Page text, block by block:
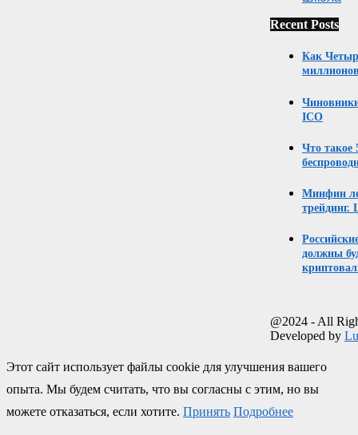
Recent Posts
Как
ICO
Что такое
Минфин
трейдинг.
должны
@2024 - All
Developed by
Этот сайт использует файлы cookie для улучшения вашего
опыта. Мы будем считать, что вы согласны с этим, но вы
можете отказаться, если хотите. Принять Подробнее